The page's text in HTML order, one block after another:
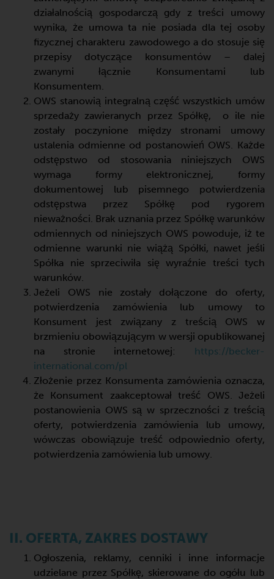
działalnością gospodarczą gdy z treści umowy
wynika, że umowa ta nie posiada dla tej osoby
fizycznej charakteru zawodowego a do stosuje się
przepisy dotyczące konsumentów – dalej
zwanymi łącznie Konsumentami lub
Konsumentem.
OWS stanowią integralną część wszystkich umów
sprzedaży zawieranych przez Spółkę, o ile nie
zostały poczynione między stronami umowy
ustalenia odmienne od postanowień OWS. Każde
odstępstwo od stosowania niniejszych OWS
wymaga formy elektronicznej, formy
dokumentowej lub pisemnego potwierdzenia
odstępstwa przez Spółkę pod rygorem
nieważności. Brak uznania przez Spółkę warunków
odmiennych od niniejszych OWS powoduje, iż te
odmienne warunki nie wiążą Spółki, nawet jeśli
Spółka nie sprzeciwiła się wyraźnie treści tych
warunków.
Jeżeli OWS nie zostały dołączone do oferty,
potwierdzenia zamówienia lub umowy to
Konsument jest związany z treścią OWS w
brzmieniu obowiązującym w wersji opublikowanej
na stronie internetowej: https://becker-
international.com/pl
Złożenie przez Konsumenta zamówienia oznacza,
że Konsument zaakceptował treść OWS. Jeżeli
postanowienia OWS są w sprzeczności z treścią
oferty, potwierdzenia zamówienia lub umowy,
wówczas obowiązuje treść odpowiednio oferty,
potwierdzenia zamówienia lub umowy.
II. OFERTA, ZAKRES DOSTAWY
Ogłoszenia, reklamy, cenniki i inne informacje
udzielane przez Spółkę, skierowane do ogółu lub